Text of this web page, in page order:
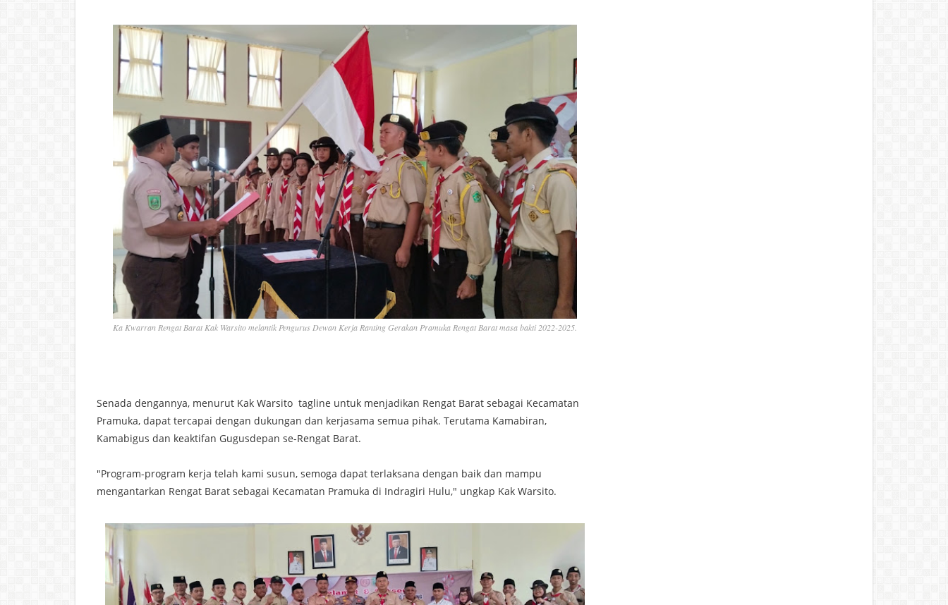
Ka Kwarran Rengat Barat Kak Warsito melantik Pengurus Dewan Kerja Ranting Gerakan Pramuka Rengat Barat masa bakti 2022-2025.
Senada dengannya, menurut Kak Warsito tagline untuk menjadikan Rengat Barat sebagai Kecamatan
Pramuka, dapat tercapai dengan dukungan dan kerjasama semua pihak. Terutama Kamabiran,
Kamabigus dan keaktifan Gugusdepan se-Rengat Barat.
"Program-program kerja telah kami susun, semoga dapat terlaksana dengan baik dan mampu
mengantarkan Rengat Barat sebagai Kecamatan Pramuka di Indragiri Hulu," ungkap Kak Warsito.